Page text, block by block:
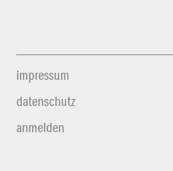
impressum
datenschutz
anmelden